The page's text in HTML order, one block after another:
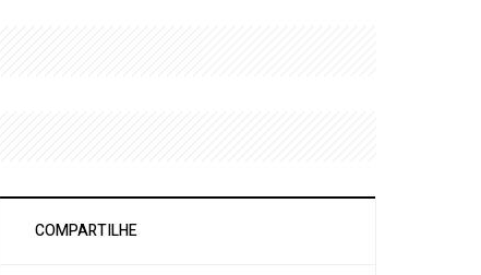
COMPARTILHE